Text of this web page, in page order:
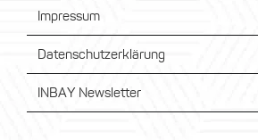
Impressum
Datenschutzerklärung
INBAY Newsletter